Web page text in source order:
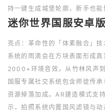
持一键生成城堡轮廓，新手也能
迷你世界国服安卓
亮点：革命性的「体素融合」
系统的雨滴会在方块表面形成
2000+环境音效，从竹林风声
国服专属社交系统包含师徒传
资源掉落加成。AR建造模式支
示，拍照系统内置国风滤镜与